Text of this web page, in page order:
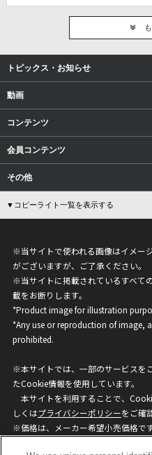
トピックス・お知らせ
動画
コンテンツ
会員コンテンツ
その他
▼コピーライト一覧を表示する
※当サイトで使われる画像はイメー
がございますが、ご了承ください。
※当サイトに掲載されているすべて
載をお断りします。
*Product image for illustration
*Any use or reproduction of image,
prohibited.
※本サイトでは、一部のサービスを
たCookie情報を使用しています。
本サイトを利用することで、
しくはプライバシーポリシーをご確
※価格は、メーカー希望小売価格です